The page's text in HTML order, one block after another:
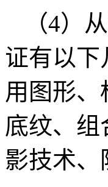
（4）
证有以
用图形
底纹、
影技术、